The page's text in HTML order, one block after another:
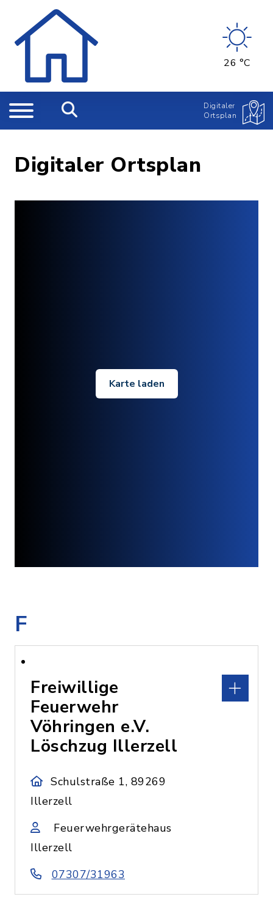
26 °C
Digitaler
Ortsplan
Digitaler Ortsplan
Karte laden
F
Freiwillige
Feuerwehr
Vöhringen e.V.
Löschzug Illerzell
Schulstraße 1, 89269
Illerzell
Feuerwehrgerätehaus
Illerzell
07307/31963